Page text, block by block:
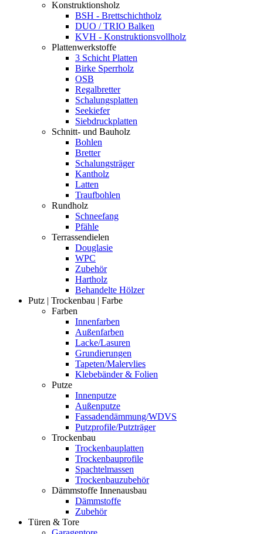
Konstruktionsholz
BSH - Brettschichtholz
DUO / TRIO Balken
KVH - Konstruktionsvollholz
Plattenwerkstoffe
3 Schicht Platten
Birke Sperrholz
OSB
Regalbretter
Schalungsplatten
Seekiefer
Siebdruckplatten
Schnitt- und Bauholz
Bohlen
Bretter
Schalungsträger
Kantholz
Latten
Traufbohlen
Rundholz
Schneefang
Pfähle
Terrassendielen
Douglasie
WPC
Zubehör
Hartholz
Behandelte Hölzer
Putz | Trockenbau | Farbe
Farben
Innenfarben
Außenfarben
Lacke/Lasuren
Grundierungen
Tapeten/Malervlies
Klebebänder & Folien
Putze
Innenputze
Außenputze
Fassadendämmung/WDVS
Putzprofile/Putzträger
Trockenbau
Trockenbauplatten
Trockenbauprofile
Spachtelmassen
Trockenbauzubehör
Dämmstoffe Innenausbau
Dämmstoffe
Zubehör
Türen & Tore